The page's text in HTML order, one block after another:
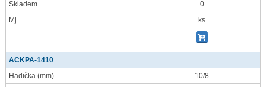
Skladem
0
Mj
ks
ACKPA-1410
Hadička (mm)
10/8